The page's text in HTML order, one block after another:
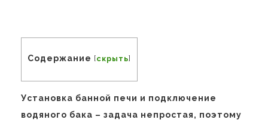
Содержание [скрыть]
Установка банной печи и подключение
водяного бака – задача непростая, поэтому